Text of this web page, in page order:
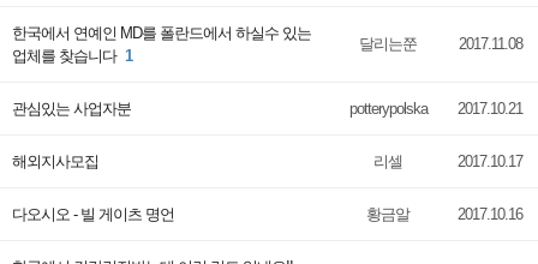
한국에서 연예인 MD를 폴란드에서 하실수 있는
업체를 찾습니다 1
달리는쭌 2017.11.08
관심있는 사업자분 potterypolska 2017.10.21
해외지사모집 리셀 2017.10.17
다오시오 - 빌 게이츠 명언 황금알 2017.10.16